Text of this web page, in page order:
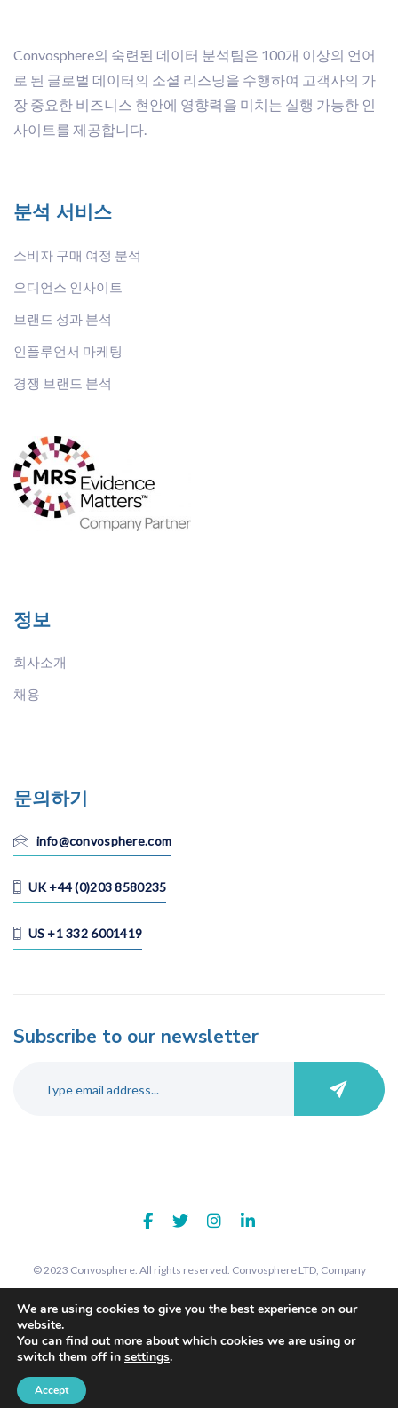
Convosphere의 숙련된 데이터 분석팀은 100개 이상의 언어
로 된 글로벌 데이터의 소셜 리스닝을 수행하여 고객사의 가
장 중요한 비즈니스 현안에 영향력을 미치는 실행 가능한 인
사이트를 제공합니다.
분석 서비스
소비자 구매 여정 분석
오디언스 인사이트
브랜드 성과 분석
인플루언서 마케팅
경쟁 브랜드 분석
정보
회사소개
채용
문의하기
info@convosphere.com
UK +44 (0)203 8580235
US +1 332 6001419
Subscribe to our newsletter
© 2023 Convosphere. All rights reserved. Convosphere LTD, Company
in England and Wales.
We are using cookies to give you the best experience on our
website.
You can find out more about which cookies we are using or
switch them off in settings.
Accept